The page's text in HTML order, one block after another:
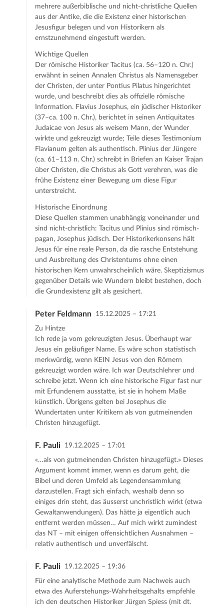
mehrere außerbiblische und nicht-christliche Quellen
aus der Antike, die die Existenz einer historischen
Jesusfigur belegen und von Historikern als
ernstzunehmend eingestuft werden.​
Wichtige Quellen
Der römische Historiker Tacitus (ca. 56–120 n. Chr.)
erwähnt in seinen Annalen Christus als Namensgeber
der Christen, der unter Pontius Pilatus hingerichtet
wurde, und beschreibt dies als offizielle römische
Information. Flavius Josephus, ein jüdischer Historiker
(37–ca. 100 n. Chr.), berichtet in seinen Antiquitates
Judaicae von Jesus als weisem Mann, der Wunder
wirkte und gekreuzigt wurde; Teile dieses Testimonium
Flavianum gelten als authentisch. Plinius der Jüngere
(ca. 61–113 n. Chr.) schreibt in Briefen an Kaiser Trajan
über Christen, die Christus als Gott verehren, was die
frühe Existenz einer Bewegung um diese Figur
unterstreicht.​
Historische Einordnung
Diese Quellen stammen unabhängig voneinander und
sind nicht-christlich: Tacitus und Plinius sind römisch-
pagan, Josephus jüdisch. Der Historikerkonsens hält
Jesus für eine reale Person, da die rasche Entstehung
und Ausbreitung des Christentums ohne einen
historischen Kern unwahrscheinlich wäre. Skeptizismus
gegenüber Details wie Wundern bleibt bestehen, doch
die Grundexistenz gilt als gesichert.
Peter Feldmann 15.12.2025 – 17:21
Zu Hintze
Ich rede ja vom gekreuzigten Jesus. Überhaupt war
Jesus ein geläufiger Name. Es wäre schon statistisch
merkwürdig, wenn KEIN Jesus von den Römern
gekreuzigt worden wäre. Ich war Deutschlehrer und
schreibe jetzt. Wenn ich eine historische Figur fast nur
mit Erfundenem ausstatte, ist sie in hohem Maße
künstlich. Übrigens gelten bei Josephus die
Wundertaten unter Kritikern als von gutmeinenden
Christen hinzugefügt.
F. Pauli 19.12.2025 – 17:01
«…als von gutmeinenden Christen hinzugefügt.» Dieses
Argument kommt immer, wenn es darum geht, die
Bibel und deren Umfeld als Legendensammlung
darzustellen. Fragt sich einfach, weshalb denn so
einiges drin steht, das äusserst unchristlich wirkt (etwa
Gewaltanwendungen). Das hätte ja eigentlich auch
entfernt werden müssen… Auf mich wirkt zumindest
das NT – mit einigen offensichtlichen Ausnahmen –
relativ authentisch und unverfälscht.
F. Pauli 19.12.2025 – 19:36
Für eine analytische Methode zum Nachweis auch
etwa des Auferstehungs-Wahrheitsgehalts empfehle
ich den deutschen Historiker Jürgen Spiess (mit dt.